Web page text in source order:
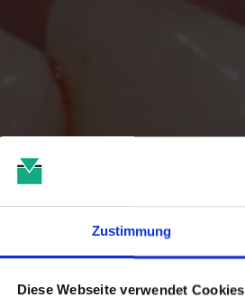
Zustimmung
Diese Webseite verwendet Cookies